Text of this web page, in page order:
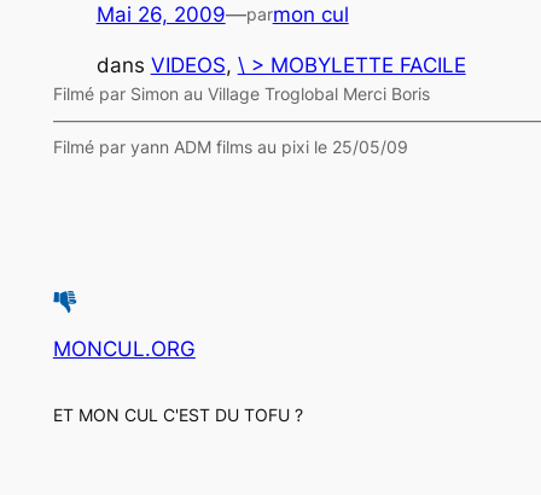
Mai 26, 2009—parmon cul
dans VIDEOS, \ > MOBYLETTE FACILE
Filmé par Simon au Village Troglobal Merci Boris
Filmé par yann ADM films au pixi le 25/05/09
MONCUL.ORG
ET MON CUL C'EST DU TOFU ?